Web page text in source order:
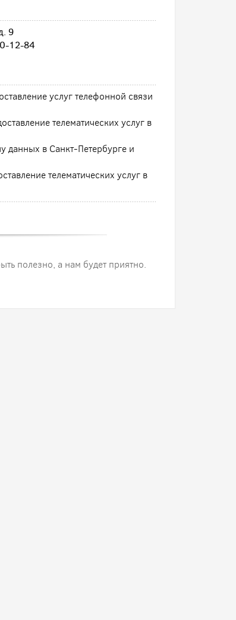
9
12-84
услуг телефонной связи
телематических услуг в
в Санкт-Петербурге и
телематических услуг в
полезно, а нам будет приятно.